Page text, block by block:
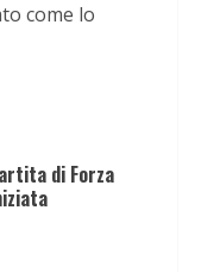
come lo
di Forza